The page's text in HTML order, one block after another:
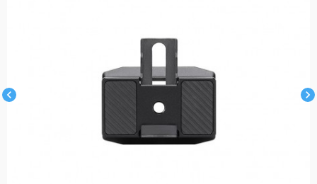
chevron_left chevron_right